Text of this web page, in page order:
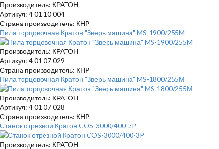
Производитель: КРАТОН
Артикул: 4 01 10 004
Страна производитель: КНР
Пила торцовочная Кратон "Зверь машина" MS-1900/255M
Производитель: КРАТОН
Артикул: 4 01 07 029
Страна производитель: КНР
Пила торцовочная Кратон "Зверь машина" MS-1800/255М
Производитель: КРАТОН
Артикул: 4 01 07 028
Страна производитель: КНР
Станок отрезной Кратон COS-3000/400-3P
Производитель: КРАТОН